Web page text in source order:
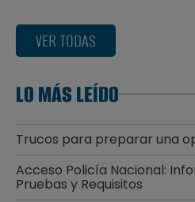
VER TODAS
LO MÁS LEÍDO
Trucos para preparar una
Acceso Policía Nacional:
Pruebas y Requisitos